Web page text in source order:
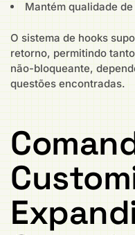
Mantém qualidade
O sistema de hooks
retorno, permitindo
não-bloqueante,
questões encontradas.